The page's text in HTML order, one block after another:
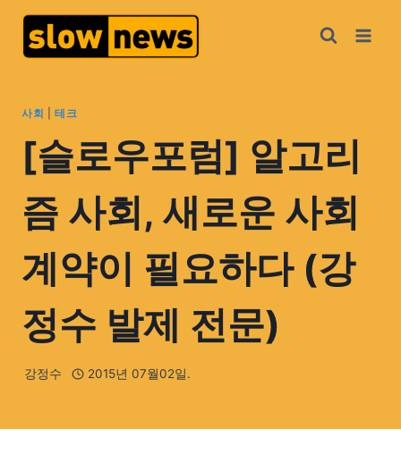
사회 테크
[슬로우포럼] 알고리
즘 사회, 새로운 사회
계약이 필요하다 (강
정수 발제 전문)
강정수 2015년 07월02일.